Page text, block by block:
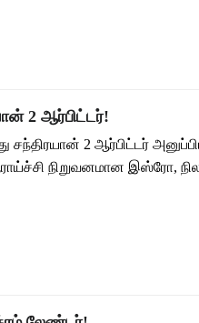
2 ஆர்பிட்டர்!
சந்திரயான் 2 ஆர்பிட்டர்
நிறுவனமான இஸ்ரோ,